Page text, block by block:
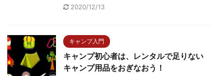
2020/12/13
キャンプ入門
キャンプ初心者は、レンタルで足りない
キャンプ用品をおぎなおう！